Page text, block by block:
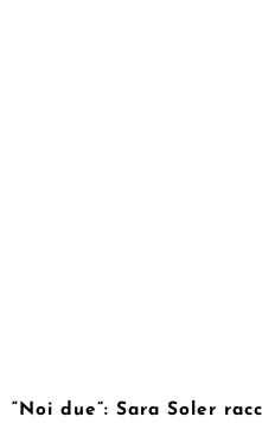
“Noi due”: Sara Soler